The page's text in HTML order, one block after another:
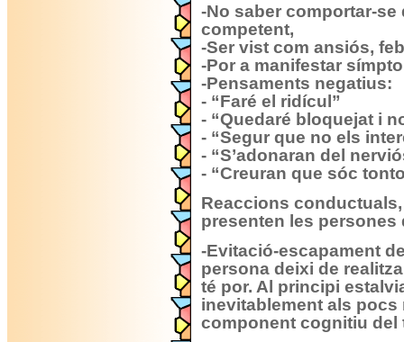
-No saber comportar-se
competent,
-Ser vist com ansiós,
-Por a manifestar
-Pensaments negatius:
- “Faré el ridícul”
- “Quedaré bloquejat i
- “Segur que no els
- “S’adonaran del
- “Creuran que sóc
Reaccions
presenten les
-Evitació-escapament
persona deixi de
té por. Al principi
inevitablement als pocs
component cognitiu del